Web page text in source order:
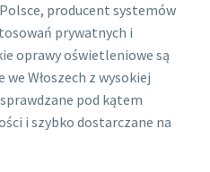
producent systemów
prywatnych i
oprawy oświetleniowe są
Włoszech z wysokiej
pod kątem
i szybko dostarczane na